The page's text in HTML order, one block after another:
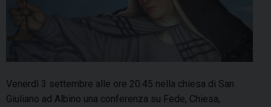
Venerdì 3 settembre alle ore 20.45 nella chiesa di San
Giuliano ad Albino una conferenza su Fede, Chiesa,